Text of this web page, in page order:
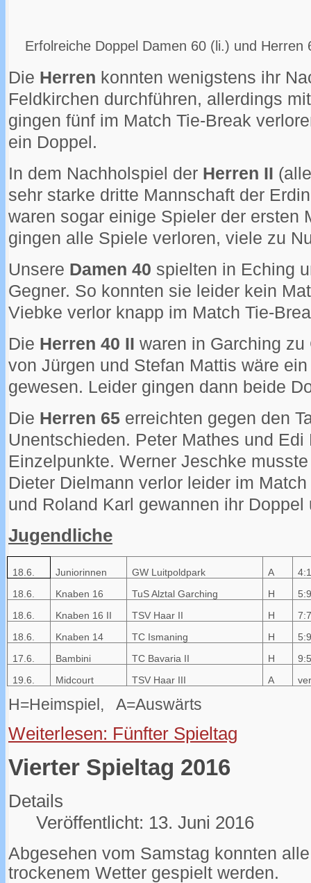
Erfolreiche Doppel Damen 60 (li.) und Herren
Die Herren konnten wenigstens ihr
Feldkirchen durchführen, allerdings
gingen fünf im Match Tie-Break
ein Doppel.
In dem Nachholspiel der Herren II
sehr starke dritte Mannschaft der
waren sogar einige Spieler der ersten
gingen alle Spiele verloren, viele zu
Unsere Damen 40 spielten in Eching
Gegner. So konnten sie leider kein
Viebke verlor knapp im Match Tie-
Die Herren 40 II waren in Garching
von Jürgen und Stefan Mattis wäre
gewesen. Leider gingen dann beide
Die Herren 65 erreichten gegen den
Unentschieden. Peter Mathes und
Einzelpunkte. Werner Jeschke
Dieter Dielmann verlor leider im
und Roland Karl gewannen ihr
Jugendliche
18.6. Juniorinnen GW Luitpoldpark A
18.6.
Knaben 16 TuS Alztal Garching H
5:9
18.6.
Knaben 16 II TSV Haar II H
7:7
18.6.
Knaben 14 TC Ismaning H
5:9
17.6.
Bambini TC Bavaria II H
9:5
19.6.
Midcourt TSV Haar III A
H=Heimspiel, A=Auswärts
Weiterlesen: Fünfter Spieltag
Vierter Spieltag 2016
Details
Veröffentlicht: 13. Juni 2016
Abgesehen vom Samstag konnten
trockenem Wetter gespielt werden.